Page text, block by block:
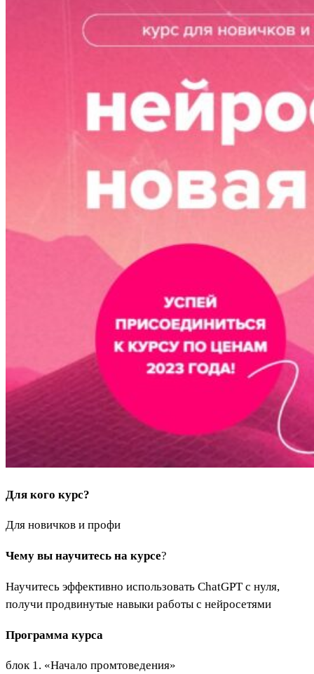
Для кого курс?
Для новичков и профи
Чему вы научитесь на курсе?
Научитесь эффективно использовать ChatGPT с нуля,
получи продвинутые навыки работы с нейросетями
Программа курса
блок 1. «Начало промтоведения»